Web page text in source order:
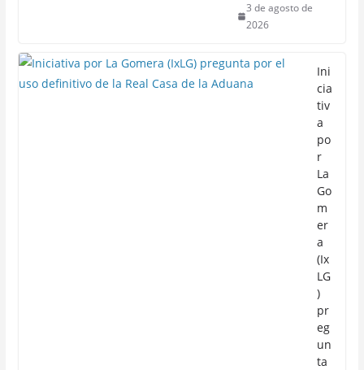
3 de agosto de
2026
Ini
cia
tiv
a
po
r
La
Go
m
er
a
(Ix
LG
)
pr
eg
un
ta